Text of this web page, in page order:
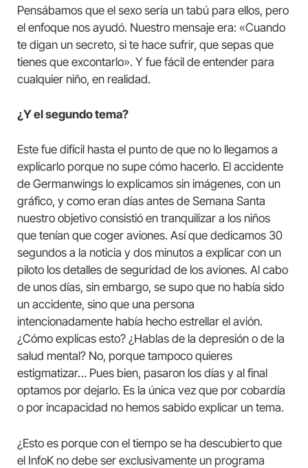
Pensábamos que el sexo sería un tabú para ellos, pero
el enfoque nos ayudó. Nuestro mensaje era: «Cuando
te digan un secreto, si te hace sufrir, que sepas que
tienes que excontarlo». Y fue fácil de entender para
cualquier niño, en realidad.
¿Y el segundo tema?
Este fue difícil hasta el punto de que no lo llegamos a
explicarlo porque no supe cómo hacerlo. El accidente
de Germanwings lo explicamos sin imágenes, con un
gráfico, y como eran días antes de Semana Santa
nuestro objetivo consistió en tranquilizar a los niños
que tenían que coger aviones. Así que dedicamos 30
segundos a la noticia y dos minutos a explicar con un
piloto los detalles de seguridad de los aviones. Al cabo
de unos días, sin embargo, se supo que no había sido
un accidente, sino que una persona
intencionadamente había hecho estrellar el avión.
¿Cómo explicas esto? ¿Hablas de la depresión o de la
salud mental? No, porque tampoco quieres
estigmatizar… Pues bien, pasaron los días y al final
optamos por dejarlo. Es la única vez que por cobardía
o por incapacidad no hemos sabido explicar un tema.
¿Esto es porque con el tiempo se ha descubierto que
el InfoK no debe ser exclusivamente un programa